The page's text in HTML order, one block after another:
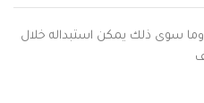
وما سوى ذلك يمكن استبداله خلال